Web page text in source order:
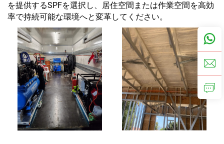
を提供するSPFを選択し、居住空間または作業空間を高効
率で持続可能な環境へと変革してください。